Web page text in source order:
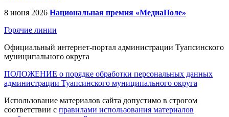
8 июня 2026 Национальная премия «МедиаПоле»
Горячие линии
Официальный интернет-портал администрации Туапсинского
муниципального округа
ПОЛОЖЕНИЕ о порядке обработки персональных данных
администрации Туапсинского муниципального округа
Использование материалов сайта допустимо в строгом
соответствии с правилами использования материалов